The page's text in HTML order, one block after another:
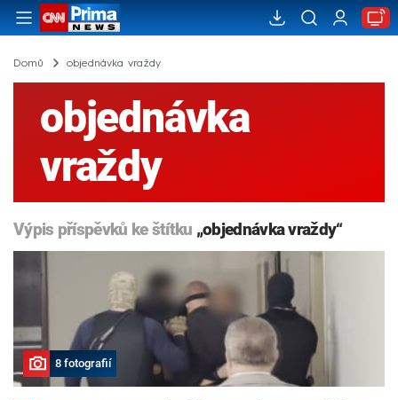
Domů objednávka vraždy
objednávka
vraždy
Výpis příspěvků ke štítku „objednávka vraždy“
8 fotografií